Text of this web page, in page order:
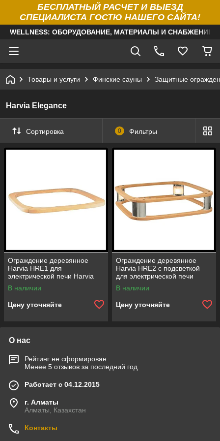
БЕСПЛАТНЫЙ РАСЧЕТ И ВЫЕЗД
СПЕЦИАЛИСТА ГОСТЮ НАШЕГО САЙТА!
WELLNESS: ОБОРУДОВАНИЕ, МАТЕРИАЛЫ И
Товары и услуги Финские сауны Защитные
Harvia Elegance
Сортировка 0 Фильтры
Ограждение деревянное
Harvia HRE1 для
электрической печи Harvia
Elegance
В наличии
Цену уточняйте
Ограждение деревянное
Harvia HRE2 с подсветкой
для электрической печи
Harvia Elegance
В наличии
Цену уточняйте
О нас
Рейтинг не сформирован
Менее 5 отзывов за последний год
Работает с 04.12.2015
г. Алматы
Алматы, Казахстан
Контакты